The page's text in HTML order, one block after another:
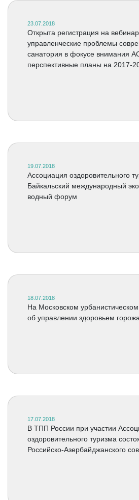
23.07.2018
Открыта регистрация на
управленческие проблемы
санатория в фокусе внимания
перспективные планы на 2017-
19.07.2018
Ассоциация оздоровительного
Байкальский международный
водный форум
18.07.2018
На Московском
об управлении здоровьем
17.07.2018
В ТПП России при участии
оздоровительного туризма
Российско-Азербайджанского